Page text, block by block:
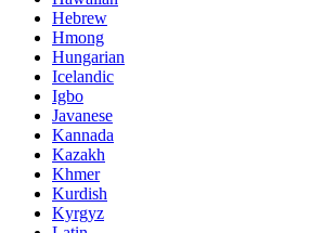
Hebrew
Hmong
Hungarian
Icelandic
Igbo
Javanese
Kannada
Kazakh
Khmer
Kurdish
Kyrgyz